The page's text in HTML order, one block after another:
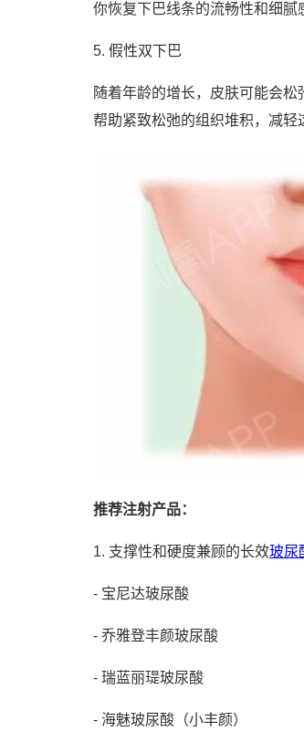
你恢复下巴线条的流畅性和细腻
5. 假性双下巴
随着年龄的增长，皮肤可能会
帮助紧致松弛的组织堆积，减轻
推荐注射产品：
1. 支撑性和硬度兼顾的长效玻尿
- 宝尼达玻尿酸
- 乔雅登丰颜玻尿酸
- 瑞蓝丽瑅玻尿酸
- 海魅玻尿酸（小丰颜）